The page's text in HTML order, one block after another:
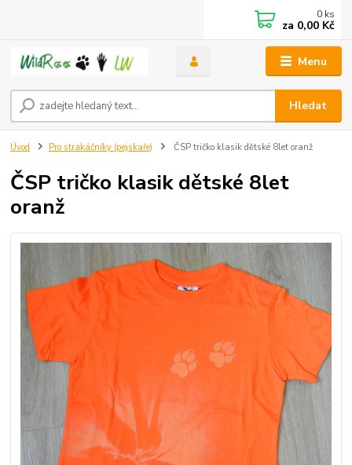
Menu
Hledat
0 ks
za 0,00 Kč
Úvod Pro strakáčníky (pejskaře) ČSP tričko klasik dětské 8let oranž
ČSP tričko klasik dětské 8let
oranž